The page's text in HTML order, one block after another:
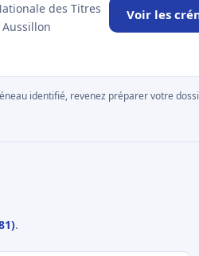
des Titres
Voir les
identifié, revenez préparer votre
.